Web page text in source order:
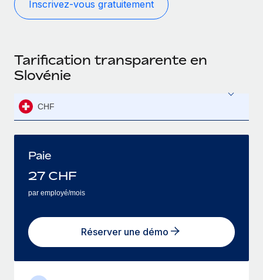
Inscrivez‑vous gratuitement
Tarification transparente en
Slovénie
CHF
Paie
27 CHF
par employé/mois
Réserver une démo